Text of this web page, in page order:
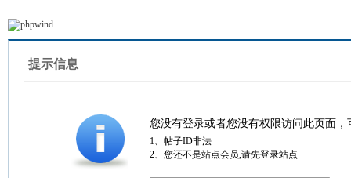
提示信息
您没有登录或者您没有权限访问此页面
1、帖子ID非法
2、您还不是站点会员,请先登录站点